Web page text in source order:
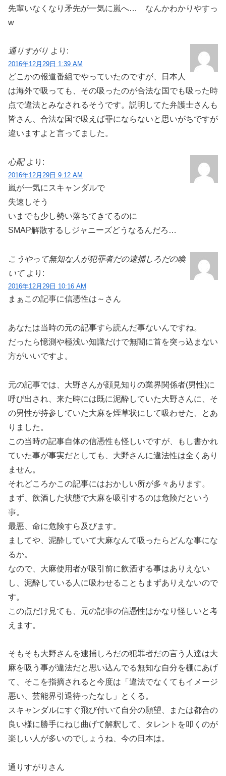
先輩いなくなり矛先が一気に嵐へ… なんかわかりやすっ
w
通りすがり より:
2016年12月29日 1:39 AM
どこかの報道番組でやっていたのですが、日本人
は海外で吸っても、その吸ったのが合法な国でも吸った時
点で違法とみなされるそうです。説明してた弁護士さんも
皆さん、合法な国で吸えば罪にならないと思いがちですが
違いますよと言ってました。
心配 より:
2016年12月29日 9:12 AM
嵐が一気にスキャンダルで
失速しそう
いまでも少し勢い落ちてきてるのに
SMAP解散するしジャニーズどうなるんだろ…
こうやって無知な人が犯罪者だの逮捕しろだの喚
いて より:
2016年12月29日 10:16 AM
まぁこの記事に信憑性は～さん
あなたは当時の元の記事すら読んだ事ないんですね。
だったら憶測や極浅い知識だけで無闇に首を突っ込まない
方がいいですよ。
元の記事では、大野さんが顔見知りの業界関係者(男性)に
呼び出され、来た時には既に泥酔していた大野さんに、そ
の男性が持参していた大麻を煙草状にして吸わせた、とあ
りました。
この当時の記事自体の信憑性も怪しいですが、もし書かれ
ていた事が事実だとしても、大野さんに違法性は全くあり
ません。
それどころかこの記事にはおかしい所が多々あります。
まず、飲酒した状態で大麻を吸引するのは危険だという
事。
最悪、命に危険すら及びます。
ましてや、泥酔していて大麻なんて吸ったらどんな事にな
るか。
なので、大麻使用者が吸引前に飲酒する事はありえない
し、泥酔している人に吸わせることもまずありえないので
す。
この点だけ見ても、元の記事の信憑性はかなり怪しいと考
えます。
そもそも大野さんを逮捕しろだの犯罪者だの言う人達は大
麻を吸う事が違法だと思い込んでる無知な自分を棚にあげ
て、そこを指摘されると今度は「違法でなくてもイメージ
悪い、芸能界引退待ったなし」とくる。
スキャンダルにすぐ飛び付いて自分の願望、または都合の
良い様に勝手にねじ曲げて解釈して、タレントを叩くのが
楽しい人が多いのでしょうね、今の日本は。
通りすがりさん